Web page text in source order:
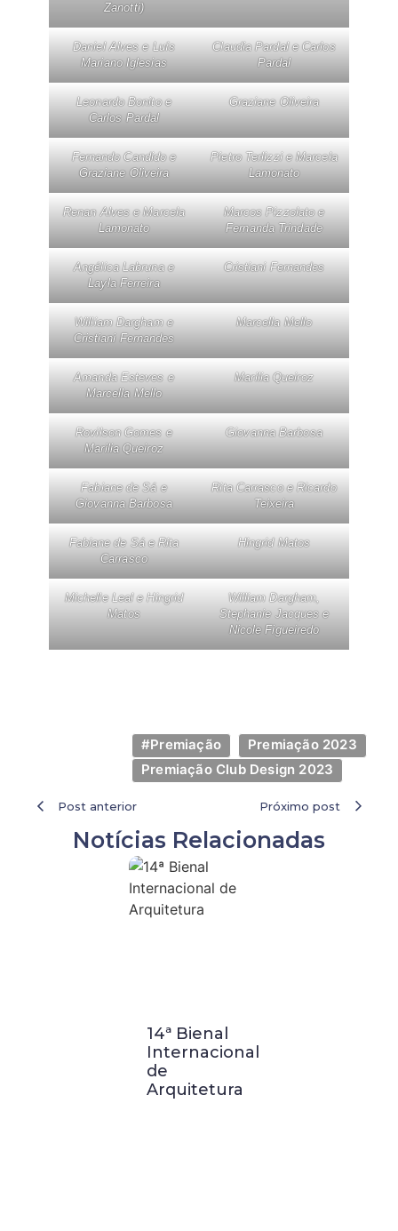
Zanotti)
Daniel Alves e Luís
Mariano Iglesias
Claudia Pardal e Carlos
Pardal
Leonardo Bonito e
Carlos Pardal
Graziane Oliveira
Fernando Candido e
Graziane Oliveira
Pietro Terlizzi e Marcela
Lamonato
Renan Alves e Marcela
Lamonato
Marcos Pizzolato e
Fernanda Trindade
Angélica Labruna e
Layla Ferreira
Cristiani Fernandes
William Dargham e
Cristiani Fernandes
Marcella Mello
Amanda Esteves e
Marcella Mello
Marilia Queiroz
Rovilson Gomes e
Marilia Queiroz
Giovanna Barbosa
Fabiane de Sá e
Giovanna Barbosa
Rita Carrasco e Ricardo
Teixeira
Fabiane de Sá e Rita
Carrasco
Hingrid Matos
Michelle Leal e Hingrid
Matos
William Dargham,
Stephanie Jacques e
Nicole Figueiredo
#Premiação
Premiação 2023
Premiação Club Design 2023
Post anterior Próximo post
Notícias Relacionadas
14ª Bienal
Internacional
de
Arquitetura